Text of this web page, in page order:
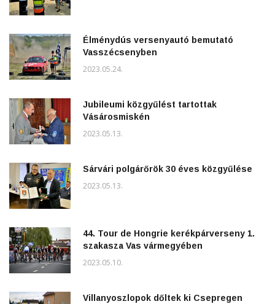
Élménydús versenyautó bemutató
Vasszécsenyben
2023.05.24.
Jubileumi közgyűlést tartottak
Vásárosmiskén
2023.05.13.
Sárvári polgárőrök 30 éves közgyűlése
2023.05.13.
44. Tour de Hongrie kerékpárverseny 1.
szakasza Vas vármegyében
2023.05.10.
Villanyoszlopok dőltek ki Csepregen